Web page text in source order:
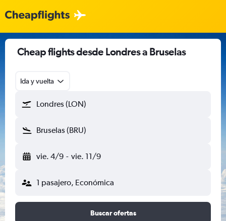
Cheap flights desde Londres a Bruselas
Ida y vuelta
Londres (LON)
Bruselas (BRU)
vie. 4/9 - vie. 11/9
1 pasajero, Económica
Buscar ofertas